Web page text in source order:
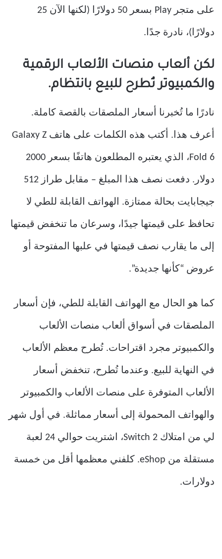
على متجر Play بسعر 50 دولارًا (لكنها الآن 25
دولارًا)، نادرة جدًا.
لكن ألعاب منصات الألعاب الرقمية
والكمبيوتر تُطرح للبيع بانتظام.
نادرًا ما تُخبرنا أسعار الملصقات بالقصة كاملة.
أعرف هذا. أكتب هذه الكلمات على هاتف Galaxy Z
Fold 6، الذي يعتبره المطلعون هاتفًا بسعر 2000
دولار. دفعت نصف هذا المبلغ – مقابل طراز 512
جيجابايت بحالة ممتازة. الهواتف القابلة للطي لا
تحافظ على قيمتها جيدًا، وسرعان ما تنخفض قيمتها
إلى ما يقارب نصف قيمتها في علبها المفتوحة أو
عروض “كأنها جديدة”.
كما هو الحال مع الهواتف القابلة للطي، فإن أسعار
الملصقات في أسواق ألعاب منصات الألعاب
والكمبيوتر مجرد اقتراحات. تُطرح معظم الألعاب
في النهاية للبيع. وعندما تُطرح، تنخفض أسعار
الألعاب المتوفرة على منصات الألعاب والكمبيوتر
والهواتف المحمولة إلى أسعار مماثلة. في أول شهر
لي من امتلاك Switch 2، اشتريت حوالي 24 لعبة
مستقلة من eShop. كلفني معظمها أقل من خمسة
دولارات.